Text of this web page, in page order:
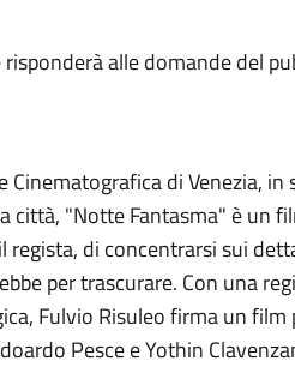
alle domande del
di Venezia, in
città, "Notte Fantasma" è un
di concentrarsi sui
per trascurare. Con una
Fulvio Risuleo firma un
Pesce e Yothin